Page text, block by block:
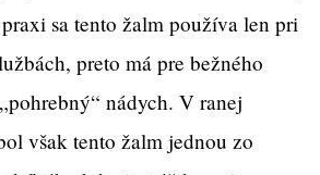
sa tento žalm používa len pri
preto má pre bežného
nádych. V ranej
však tento žalm jednou zo